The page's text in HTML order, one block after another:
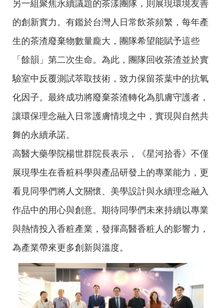
另一組聚焦永續議題的茶漾團隊，則展現環境友善
的創新實力。有鑑於台灣人日常飲茶頻繁，每年產
生的茶渣廢棄物數量龐大，團隊希望能賦予這些
「餘韻」第二次生命。為此，團隊回收茶渣並於實
驗室中反覆測試萃取技術，致力保留茶葉中的抗氧
化因子。最終成功將廢棄茶渣轉化為肌膚守護者，
讓環保理念融入日常護膚情境之中，實現與自然共
舞的永續承諾。
高醫大藥學院楊世群院長表示，《星河拾香》不僅
展現學生在香粧科學與產品研發上的專業能力，更
看見同學們將人文關懷、美學設計與永續理念融入
作品中的用心與創意。期待同學們未來持續以專業
與熱情投入香粧產業，發揮高醫香粧人的影響力，
為產業帶來更多創新與溫度。